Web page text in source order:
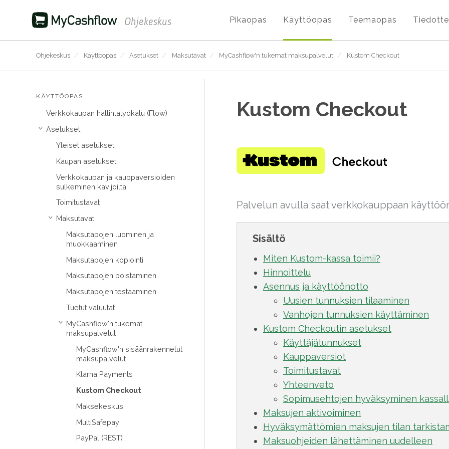
Ohjekeskus Pikaopas Käyttöopas Teemaopas
Ohjekeskus / Käyttöopas / Asetukset / Maksutavat / MyCashflow'n tukemat maksupalvelut / Kustom Checkout
KÄYTTÖOPAS
Verkkokaupan hallintatyökalu (Flow)
› Asetukset
Yleiset asetukset
Kaupan asetukset
Verkkokaupan ja kauppaversioiden
sulkeminen kävijöiltä
Toimitustavat
› Maksutavat
Maksutapojen luominen ja
muokkaaminen
Maksutapojen kopiointi
Maksutapojen poistaminen
Maksutapojen testaaminen
Tuetut valuutat
› MyCashflow'n tukemat
maksupalvelut
MyCashflow'n sisäänrakennetut
maksupalvelut
Klarna Payments
Kustom Checkout
Maksekeskus
MultiSafepay
PayPal (REST)
Kustom Checkout
Palvelun avulla saat verkkokauppaan
Sisältö
Miten Kustom-kassa toimii?
Hinnoittelu
Asennus ja käyttöönotto
Uusien tunnuksien tilaaminen
Vanhojen tunnuksien käyttäminen
Kustom Checkoutin asetukset
Käyttäjätunnukset
Kauppaversiot
Toimitustavat
Yhteenveto
Sopimusehtojen hyväksyminen
Maksujen aktivoiminen
Hyväksymättömien maksujen tilan
Maksuohjeiden lähettäminen uudelleen